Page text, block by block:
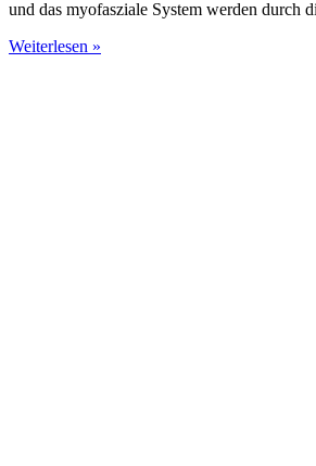
und das myofasziale System werden durch
Weiterlesen »